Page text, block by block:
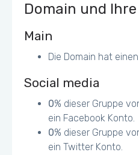
Domain und
Main
Die Domain hat
Social media
0% dieser Gruppe
ein Facebook Konto.
0% dieser Gruppe
ein Twitter Konto.